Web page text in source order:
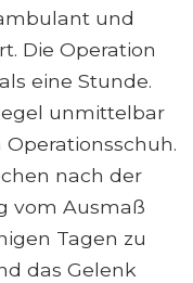
und
Die Operation
eine Stunde.
unmittelbar
nach der
vom Ausmaß
Tagen zu
das Gelenk